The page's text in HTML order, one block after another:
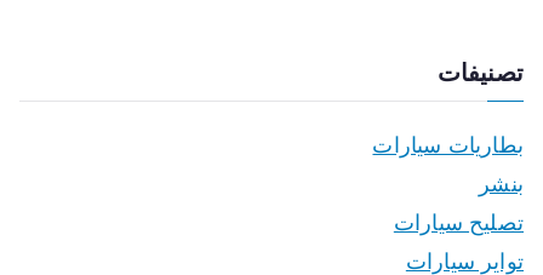
تصنيفات
بطاريات سيارات
بنشر
تصليح سيارات
تواير سيارات